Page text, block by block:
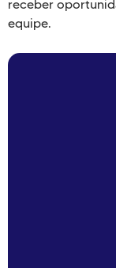
receber
equipe.